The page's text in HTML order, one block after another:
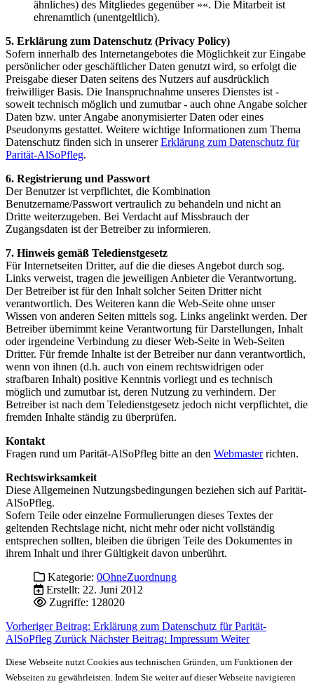
ähnliches) des Mitgliedes gegenüber »«. Die Mitarbeit ist
ehrenamtlich (unentgeltlich).
5. Erklärung zum Datenschutz (Privacy Policy)
Sofern innerhalb des Internetangebotes die Möglichkeit zur Eingabe
persönlicher oder geschäftlicher Daten genutzt wird, so erfolgt die
Preisgabe dieser Daten seitens des Nutzers auf ausdrücklich
freiwilliger Basis. Die Inanspruchnahme unseres Dienstes ist -
soweit technisch möglich und zumutbar - auch ohne Angabe solcher
Daten bzw. unter Angabe anonymisierter Daten oder eines
Pseudonyms gestattet. Weitere wichtige Informationen zum Thema
Datenschutz finden sich in unsererErklärung zum Datenschutz für
Parität-AlSoPfleg.
6. Registrierung und Passwort
Der Benutzer ist verpflichtet, die Kombination
Benutzername/Passwort vertraulich zu behandeln und nicht an
Dritte weiterzugeben. Bei Verdacht auf Missbrauch der
Zugangsdaten ist der Betreiber zu informieren.
7. Hinweis gemäß Teledienstgesetz
Für Internetseiten Dritter, auf die die dieses Angebot durch sog.
Links verweist, tragen die jeweiligen Anbieter die Verantwortung.
Der Betreiber ist für den Inhalt solcher Seiten Dritter nicht
verantwortlich. Des Weiteren kann die Web-Seite ohne unser
Wissen von anderen Seiten mittels sog. Links angelinkt werden. Der
Betreiber übernimmt keine Verantwortung für Darstellungen, Inhalt
oder irgendeine Verbindung zu dieser Web-Seite in Web-Seiten
Dritter. Für fremde Inhalte ist der Betreiber nur dann verantwortlich,
wenn von ihnen (d.h. auch von einem rechtswidrigen oder
strafbaren Inhalt) positive Kenntnis vorliegt und es technisch
möglich und zumutbar ist, deren Nutzung zu verhindern. Der
Betreiber ist nach dem Teledienstgesetz jedoch nicht verpflichtet, die
fremden Inhalte ständig zu überprüfen.
Kontakt
Fragen rund um Parität-AlSoPfleg bitte an den Webmasterrichten.
Rechtswirksamkeit
Diese Allgemeinen Nutzungsbedingungen beziehen sich auf Parität-
AlSoPfleg.
Sofern Teile oder einzelne Formulierungen dieses Textes der
geltenden Rechtslage nicht, nicht mehr oder nicht vollständig
entsprechen sollten, bleiben die übrigen Teile des Dokumentes in
ihrem Inhalt und ihrer Gültigkeit davon unberührt.
Kategorie: 0OhneZuordnung
Erstellt: 22. Juni 2012
Zugriffe: 128020
Vorheriger Beitrag: Erklärung zum Datenschutz für Parität-
AlSoPfleg Zurück Nächster Beitrag: Impressum Weiter
Diese Webseite nutzt Cookies aus technischen Gründen, um Funktionen der
Webseiten zu gewährleisten. Indem Sie weiter auf dieser Webseite navigieren